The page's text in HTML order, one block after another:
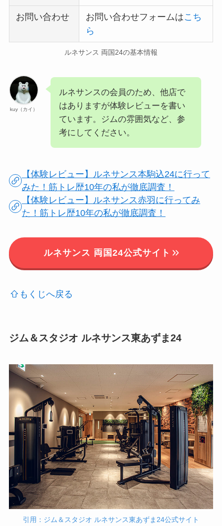
お問い合わせ お問い合わせフォームはこち
ら
ルネサンス 両国24の基本情報
kuy（カイ）
ルネサンスの会員のため、他店で
はありますが体験レビューを書い
ています。ジムの雰囲気など、参
考にしてください。
【体験レビュー】ルネサンス本駒込24に行って
みた！筋トレ歴10年の私が徹底調査！
【体験レビュー】ルネサンス赤羽に行ってみ
た！筋トレ歴10年の私が徹底調査！
ルネサンス 両国24公式サイト
もくじへ戻る
ジム＆スタジオ ルネサンス東あずま24
引用：ジム＆スタジオ ルネサンス東あずま24公式サイト